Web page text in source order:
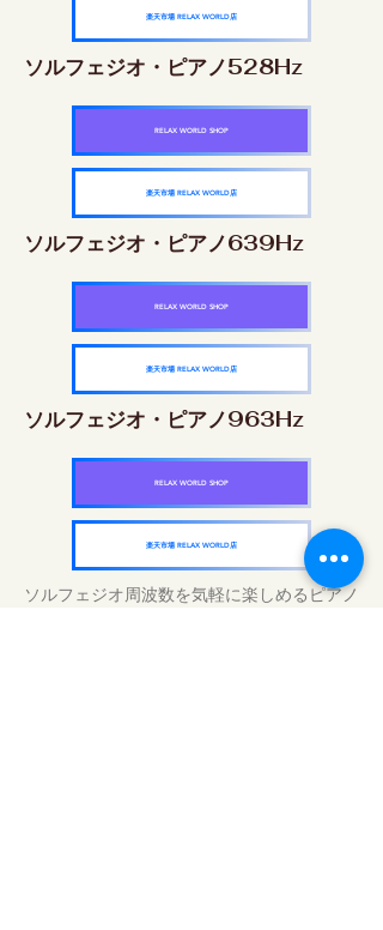
楽天市場 RELAX WORLD店
ソルフェジオ・ピアノ528Hz
RELAX WORLD SHOP
楽天市場 RELAX WORLD店
ソルフェジオ・ピアノ639Hz
RELAX WORLD SHOP
楽天市場 RELAX WORLD店
ソルフェジオ・ピアノ963Hz
RELAX WORLD SHOP
楽天市場 RELAX WORLD店
ソルフェジオ周波数を気軽に楽しめるピアノ